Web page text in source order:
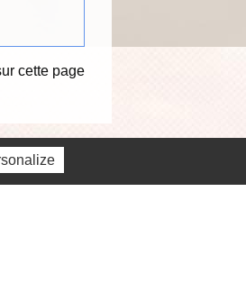
cette page